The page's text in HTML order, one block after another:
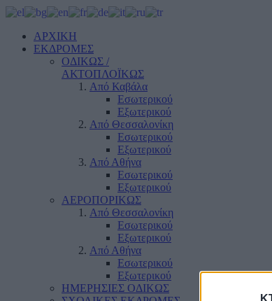
ΑΡΧΙΚΗ
ΕΚΔΡΟΜΕΣ
ΟΔΙΚΩΣ /
ΑΚΤΟΠΛΟΪΚΩΣ
Από Καβάλα
Εσωτερικού
Εξωτερικού
Από Θεσσαλονίκη
Εσωτερικού
Εξωτερικού
Από Αθήνα
Εσωτερικού
Εξωτερικού
ΑΕΡΟΠΟΡΙΚΩΣ
Από Θεσσαλονίκη
Εσωτερικού
Εξωτερικού
Από Αθήνα
Εσωτερικού
Εξωτερικού
ΗΜΕΡΗΣΙΕΣ ΟΔΙΚΩΣ